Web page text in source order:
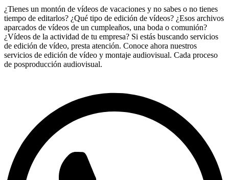
¿Tienes un montón de vídeos de vacaciones y no sabes o no tienes
tiempo de editarlos? ¿Qué tipo de edición de vídeos? ¿Esos archivos
aparcados de vídeos de un cumpleaños, una boda o comunión?
¿Vídeos de la actividad de tu empresa? Si estás buscando servicios
de edición de vídeo, presta atención. Conoce ahora nuestros
servicios de edición de vídeo y montaje audiovisual. Cada proceso
de posproducción audiovisual.